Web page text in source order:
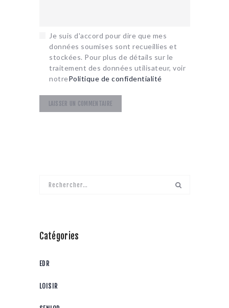
Je suis d'accord pour dire que mes
données soumises sont recueillies et
stockées. Pour plus de détails sur le
traitement des données utilisateur, voir
notrePolitique de confidentialité
Rechercher :
Catégories
EDR
LOISIR